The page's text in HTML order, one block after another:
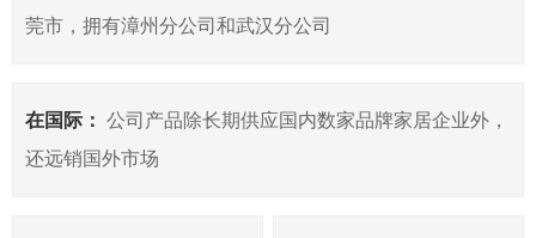
莞市，拥有漳州分公司和武汉分公司
在国际： 公司产品除长期供应国内数家品牌家居企业外，
还远销国外市场